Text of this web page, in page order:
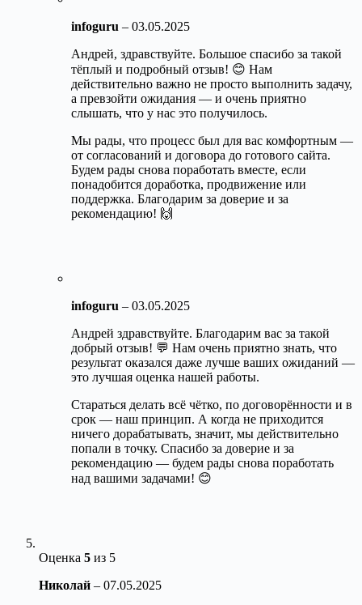
infoguru – 03.05.2025
Андрей, здравствуйте. Большое спасибо за такой
тёплый и подробный отзыв! 😊 Нам
действительно важно не просто выполнить задачу,
а превзойти ожидания — и очень приятно
слышать, что у нас это получилось.
Мы рады, что процесс был для вас комфортным —
от согласований и договора до готового сайта.
Будем рады снова поработать вместе, если
понадобится доработка, продвижение или
поддержка. Благодарим за доверие и за
рекомендацию! 🙌
infoguru – 03.05.2025
Андрей здравствуйте. Благодарим вас за такой
добрый отзыв! 💬 Нам очень приятно знать, что
результат оказался даже лучше ваших ожиданий —
это лучшая оценка нашей работы.
Стараться делать всё чётко, по договорённости и в
срок — наш принцип. А когда не приходится
ничего дорабатывать, значит, мы действительно
попали в точку. Спасибо за доверие и за
рекомендацию — будем рады снова поработать
над вашими задачами! 😊
Оценка 5 из 5
Николай – 07.05.2025